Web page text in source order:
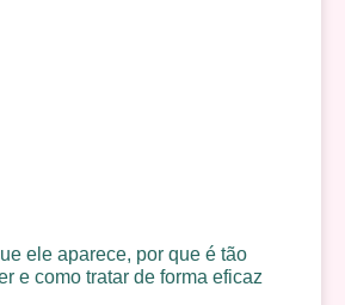
ele aparece, por que é tão
e como tratar de forma eficaz